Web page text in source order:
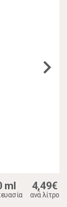
ml 4,49€
ανά λίτρο